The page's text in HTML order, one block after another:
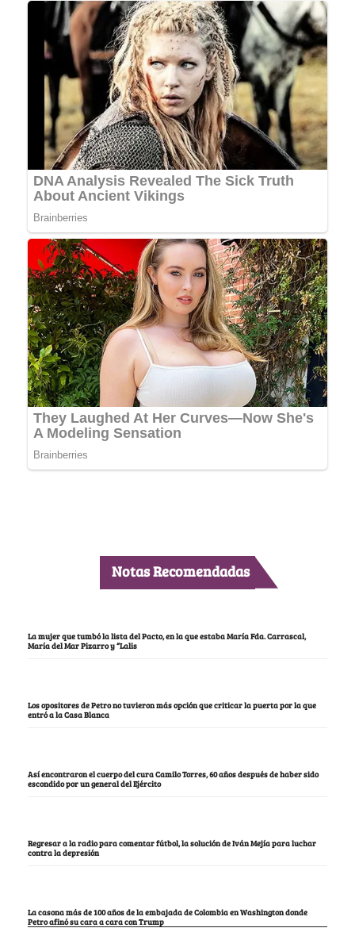
Notas Recomendadas
La mujer que tumbó la lista del Pacto, en la que estaba María Fda. Carrascal,
María del Mar Pizarro y “Lalis
Los opositores de Petro no tuvieron más opción que criticar la puerta por la que
entró a la Casa Blanca
Así encontraron el cuerpo del cura Camilo Torres, 60 años después de haber sido
escondido por un general del Ejército
Regresar a la radio para comentar fútbol, la solución de Iván Mejía para luchar
contra la depresión
La casona más de 100 años de la embajada de Colombia en Washington donde
Petro afinó su cara a cara con Trump